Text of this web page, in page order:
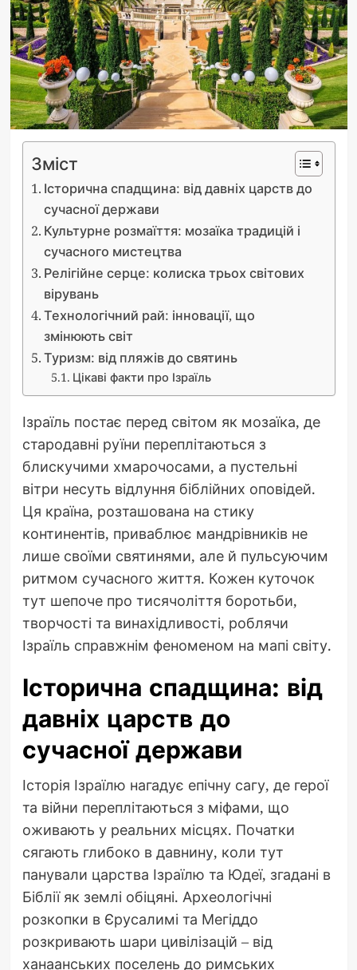
Зміст
Історична спадщина: від давніх царств до
сучасної держави
Культурне розмаїття: мозаїка традицій і
сучасного мистецтва
Релігійне серце: колиска трьох світових
вірувань
Технологічний рай: інновації, що
змінюють світ
Туризм: від пляжів до святинь
Цікаві факти про Ізраїль
Ізраїль постає перед світом як мозаїка, де
стародавні руїни переплітаються з
блискучими хмарочосами, а пустельні
вітри несуть відлуння біблійних оповідей.
Ця країна, розташована на стику
континентів, приваблює мандрівників не
лише своїми святинями, але й пульсуючим
ритмом сучасного життя. Кожен куточок
тут шепоче про тисячоліття боротьби,
творчості та винахідливості, роблячи
Ізраїль справжнім феноменом на мапі світу.
Історична спадщина: від
давніх царств до
сучасної держави
Історія Ізраїлю нагадує епічну сагу, де герої
та війни переплітаються з міфами, що
оживають у реальних місцях. Початки
сягають глибоко в давнину, коли тут
панували царства Ізраїлю та Юдеї, згадані в
Біблії як землі обіцяні. Археологічні
розкопки в Єрусалимі та Мегіддо
розкривають шари цивілізацій – від
ханаанських поселень до римських